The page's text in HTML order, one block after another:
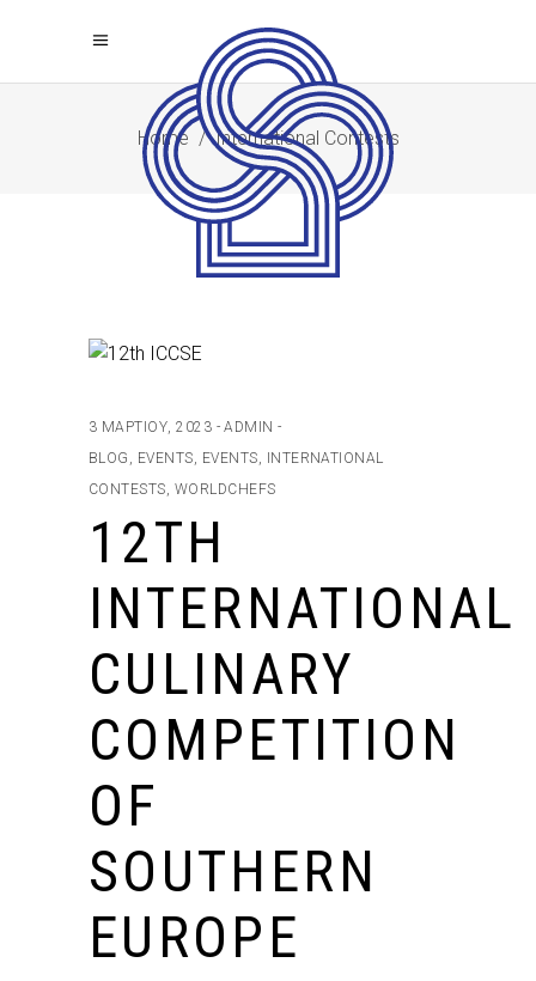
Home /International Contests
3 ΜΑΡΤΊΟΥ, 2023
ADMIN
BLOG
EVENTS EVENTS
INTERNATIONAL
CONTESTS WORLDCHEFS
12TH
INTERNATIONAL
CULINARY
COMPETITION
OF
SOUTHERN
EUROPE